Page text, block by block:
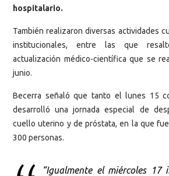
hospitalario.
También realizaron diversas actividades
institucionales, entre las que
actualización médico-científica que se
junio.
Becerra señaló que tanto el lunes 15
desarrolló una jornada especial de
cuello uterino y de próstata, en la que
300 personas.
“Igualmente el miércoles 17